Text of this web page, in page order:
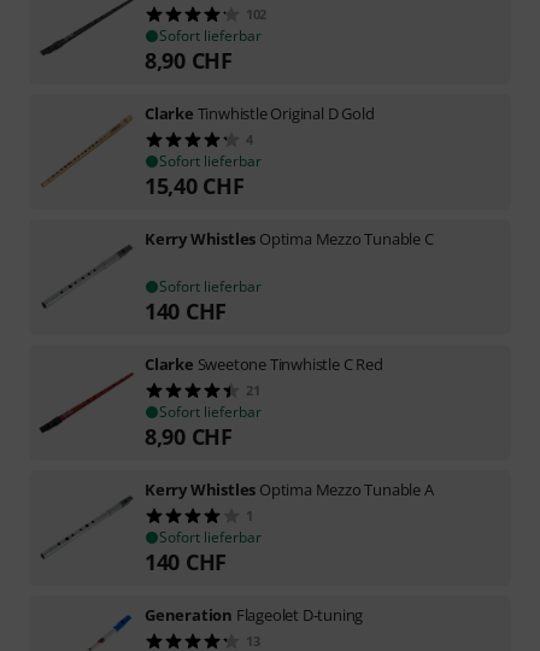
102
Sofort lieferbar
8,90 CHF
Clarke Tinwhistle Original D Gold
4
Sofort lieferbar
15,40 CHF
Kerry Whistles Optima Mezzo Tunable C
Sofort lieferbar
140 CHF
Clarke Sweetone Tinwhistle C Red
21
Sofort lieferbar
8,90 CHF
Kerry Whistles Optima Mezzo Tunable A
1
Sofort lieferbar
140 CHF
Generation Flageolet D-tuning
13